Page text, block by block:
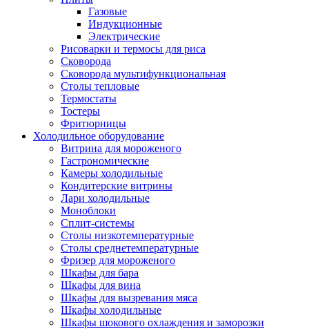
Газовые
Индукционные
Электрические
Рисоварки и термосы для риса
Сковорода
Сковорода мультифункциональная
Столы тепловые
Термостаты
Тостеры
Фритюрницы
Холодильное оборудование
Витрина для мороженого
Гастрономические
Камеры холодильные
Кондитерские витрины
Лари холодильные
Моноблоки
Сплит-системы
Столы низкотемпературные
Столы среднетемпературные
Фризер для мороженого
Шкафы для бара
Шкафы для вина
Шкафы для вызревания мяса
Шкафы холодильные
Шкафы шокового охлаждения и заморозки